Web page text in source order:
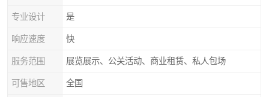
专业设计 是
响应速度 快
服务范围 展览展示、公关活动、商业租赁、私人包场
可售地区 全国